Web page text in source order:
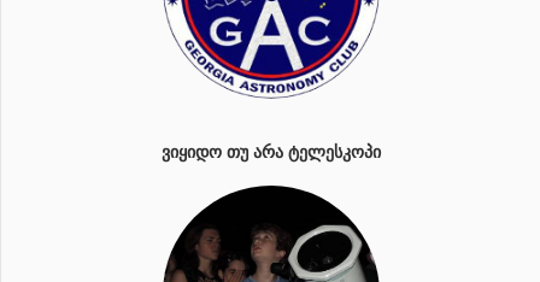
ᲕᲘᲧᲘᲓᲝ ᲗᲣ ᲐᲠᲐ ᲢᲔᲚᲔᲡᲙᲝᲞᲘ